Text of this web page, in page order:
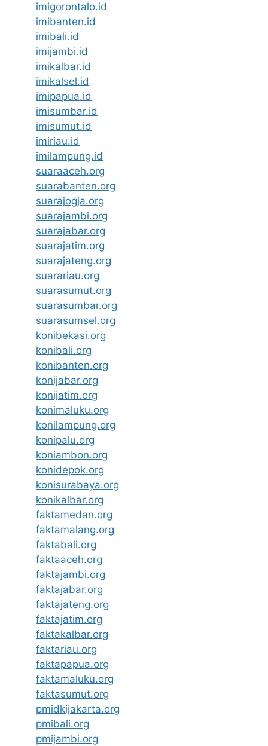
imigorontalo.id
imibanten.id
imibali.id
imijambi.id
imikalbar.id
imikalsel.id
imipapua.id
imisumbar.id
imisumut.id
imiriau.id
imilampung.id
suaraaceh.org
suarabanten.org
suarajogja.org
suarajambi.org
suarajabar.org
suarajatim.org
suarajateng.org
suarariau.org
suarasumut.org
suarasumbar.org
suarasumsel.org
konibekasi.org
konibali.org
konibanten.org
konijabar.org
konijatim.org
konimaluku.org
konilampung.org
konipalu.org
koniambon.org
konidepok.org
konisurabaya.org
konikalbar.org
faktamedan.org
faktamalang.org
faktabali.org
faktaaceh.org
faktajambi.org
faktajabar.org
faktajateng.org
faktajatim.org
faktakalbar.org
faktariau.org
faktapapua.org
faktamaluku.org
faktasumut.org
pmidkijakarta.org
pmibali.org
pmijambi.org